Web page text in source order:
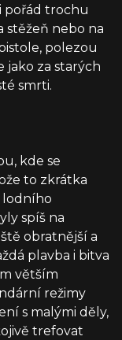
pořád trochu
stěžeň nebo na
polezou
jako za starých
smrti.
kde se
to zkrátka
lodního
spíš na
obratnější a
plavba i bitva
větším
režimy
s malými děly,
trefovat